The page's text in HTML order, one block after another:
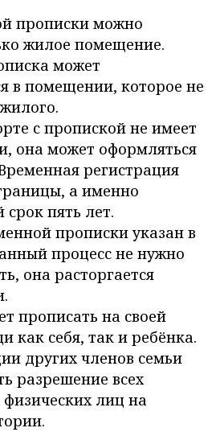
прописки можно
жилое помещение.
может
в помещении, которое не
с пропиской не имеет
она может оформляться
регистрация
а именно
пять лет.
прописки указан в
процесс не нужно
она расторгается
прописать на своей
как себя, так и ребёнка.
других членов семьи
разрешение всех
лиц на